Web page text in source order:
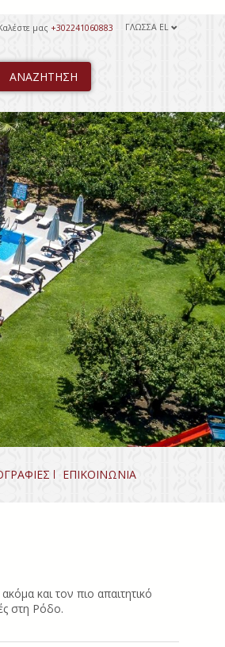
ΓΛΏΣΣΑ EL
μας +302241060883
ΕΠΙΚΟΙΝΩΝΙΑ
και τον πιο απαιτητικό
στη Ρόδο.